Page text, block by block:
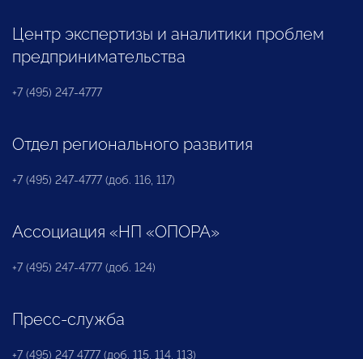
Центр экспертизы и аналитики проблем
предпринимательства
+7 (495) 247-4777
Отдел регионального развития
+7 (495) 247-4777 (доб. 116, 117)
Ассоциация «НП «ОПОРА»
+7 (495) 247-4777 (доб. 124)
Пресс-служба
+7 (495) 247 4777 (доб. 115, 114, 113)